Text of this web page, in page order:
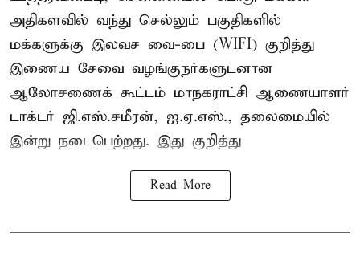
அதிகளவில் வந்து செல்லும் பகுதிகளில்
மக்களுக்கு இலவச வை-பை (WIFI) குறித்து
இணைய சேவை வழங்குநர்களுடனான
ஆலோசணைக் கூட்டம் மாநகராட்சி ஆணையாளர்
டாக்டர் ஜி.எஸ்.சமீரன், ஐ.ஏ.எஸ்., தலைமையில்
இன்று நடைபெற்றது. இது குறித்து
Read More